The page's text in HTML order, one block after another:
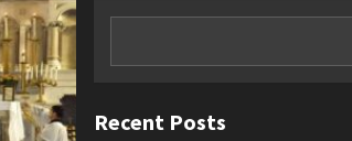
Recent Posts